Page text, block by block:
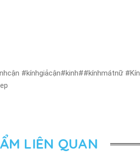
#kínhgiảcận#kinh##kínhmátnữ
LIÊN QUAN